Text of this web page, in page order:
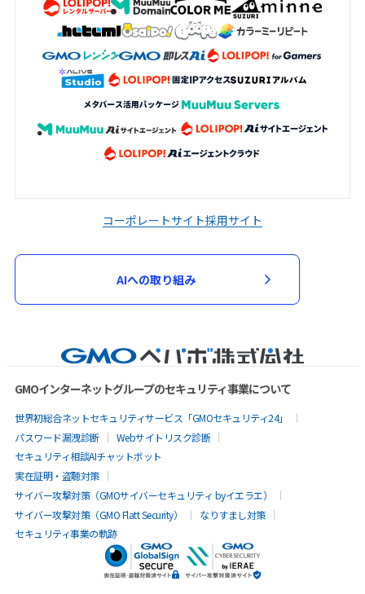
コーポレートサイト採用サイト
AIへの取り組み
GMOインターネットグループのセキュリティ事業について
世界初総合ネットセキュリティサービス「GMOセキュリティ24」
パスワード漏洩診断
Webサイトリスク診断
セキュリティ相談AIチャットボット
実在証明・盗聴対策
サイバー攻撃対策（GMOサイバーセキュリティ byイエラエ）
サイバー攻撃対策（GMO Flatt Security）
なりすまし対策
セキュリティ事業の軌跡